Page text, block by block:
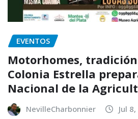
EVENTOS
Motorhomes,
Colonia Estrella
Nacional de la
NevilleCharbonnier Jul